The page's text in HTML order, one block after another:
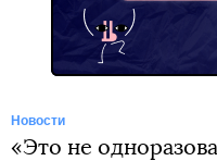
Новости
«Это не